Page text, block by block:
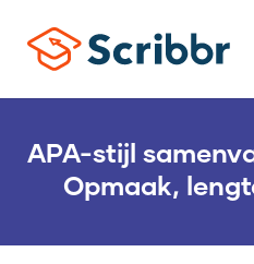
APA-stijl
Opmaak,